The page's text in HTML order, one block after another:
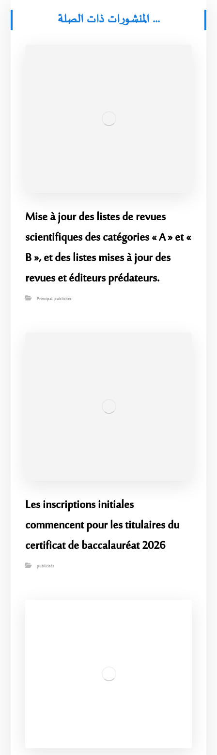
المنشورات ذات الصلة ...
Mise à jour des listes de revues
scientifiques des catégories « A » et «
B », et des listes mises à jour des
revues et éditeurs prédateurs.
Principal,publicités
Les inscriptions initiales
commencent pour les titulaires du
certificat de baccalauréat 2026
publicités